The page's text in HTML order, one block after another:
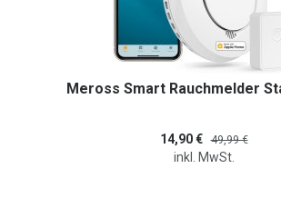
Meross Smart Rauchmelder
14,90 € 49,99 €
inkl. MwSt.